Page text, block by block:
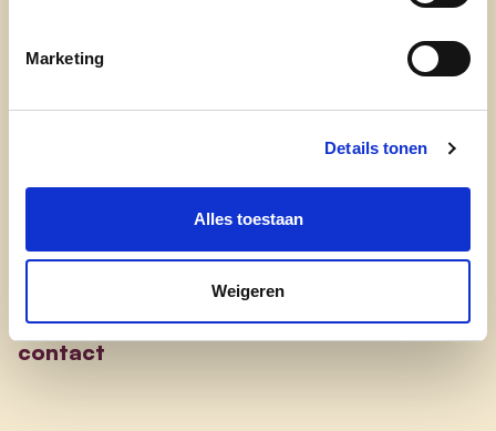
Marketing
Details tonen
Alles toestaan
Weigeren
nieuws
contact